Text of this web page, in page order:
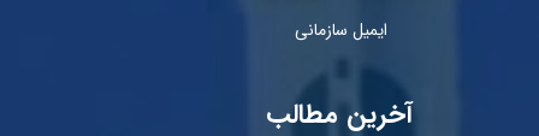
ایمیل سازمانی
آخرین مطالب